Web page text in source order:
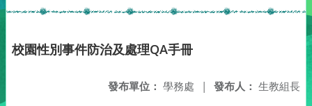
校園性別事件防治及處理QA手冊
發布人： 生教組長
發布單位： 學務處 |